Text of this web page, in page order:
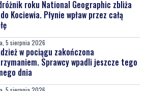
5 sierpnia 2026
w pociągu zakończona
Sprawcy wpadli jeszcze tego
dnia
5 sierpnia 2026
klimatyzator. Podczas
wyszło na jaw, że był